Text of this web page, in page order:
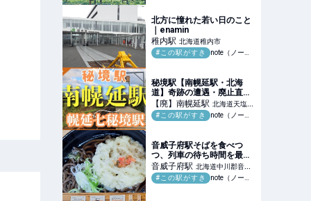
北方に憧れた若い日のこと
｜enamin
稚内駅 北海道稚内市
#この駅がすき
note（ノート）
秘境駅【南幌延駅・北海
道】奇跡の遭遇・廃止直前
の秘境駅・南幌延で見た
「レールの守り人」たちの
日常｜日本一周、世界一周
【廃】南幌延駅 北海道天塩郡
幌延町
#この駅がすき note（ノート）
音威子府駅そばを食べつ
つ、列車の待ち時間を最大
限活用する方法｜たびてく
@一人旅ガチ勢
音威子府駅 北海道中川郡音威
子府村
#この駅がすき note（ノート）